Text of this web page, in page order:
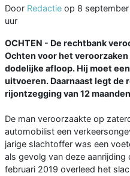
Door Redactie op 8
uur
OCHTEN - De rechtbank
Ochten voor het
dodelijke afloop. Hij moet
uitvoeren. Daarnaast legt de
rijontzegging van 12
De man veroorzaakte op
automobilist een
jarige slachtoffer was een
als gevolg van deze
februari 2019 overleed het